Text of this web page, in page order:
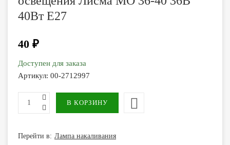
40Вт Е27
40 ₽
Доступен для заказа
Артикул: 00-2712997
Перейти в: Лампа накаливания